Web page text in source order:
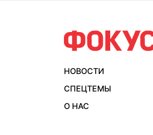
НОВОСТИ
СПЕЦТЕМЫ
О НАС